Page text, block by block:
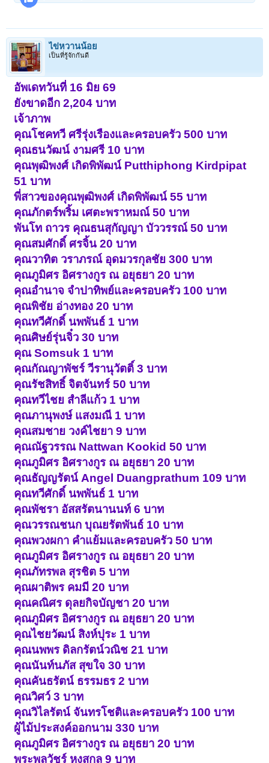
ไข่หวานน้อย
เป็นที่รู้จักกันดี
อัพเดทวันที่ 16 มิย 69
ยังขาดอีก 2,204 บาท
เจ้าภาพ
คุณโชคทวี ศรีรุ่งเรืองและครอบครัว 500 บาท
คุณธนวัฒน์ งามศรี 10 บาท
คุณพุฒิพงศ์ เกิดพิพัฒน์ Putthiphong Kirdpipat
51 บาท
พี่สาวของคุณพุฒิพงศ์ เกิดพิพัฒน์ 55 บาท
คุณภักตร์พริ้ม เศตะพราหมณ์ 50 บาท
พันโท ถาวร คุณธนสุกัญญา บัววรรณ์ 50 บาท
คุณสมศักดิ์ ศรจิ้น 20 บาท
คุณวาทิต วราภรณ์ อุดมวรกุลชัย 300 บาท
คุณภูมิศร อิศรางกูร ณ อยุธยา 20 บาท
คุณอำนาจ จำปาทิพย์และครอบครัว 100 บาท
คุณพิชัย อ่างทอง 20 บาท
คุณทวีศักดิ์ นพพันธ์ 1 บาท
คุณศิษย์รุ่นจิ๋ว 30 บาท
คุณ Somsuk 1 บาท
คุณกัณญาพัชร์ วีรานุวัตติ์ 3 บาท
คุณรัชสิทธิ์ จิตจันทร์ 50 บาท
คุณทวีไชย สำลีแก้ว 1 บาท
คุณภานุพงษ์ แสงมณี 1 บาท
คุณสมชาย วงค์ไชยา 9 บาท
คุณณัฐวรรณ Nattwan Kookid 50 บาท
คุณภูมิศร อิศรางกูร ณ อยุธยา 20 บาท
คุณธัญญรัตน์ Angel Duangprathum 109 บาท
คุณทวีศักดิ์ นพพันธ์ 1 บาท
คุณพัชรา อัสสรัตนานนท์ 6 บาท
คุณวรรณชนก บุณยรัตพันธ์ 10 บาท
คุณพวงผกา คำแย้มและครอบครัว 50 บาท
คุณภูมิศร อิศรางกูร ณ อยุธยา 20 บาท
คุณภัทรพล สุรชิต 5 บาท
คุณผาติพร คมมี 20 บาท
คุณคณิศร ดุลยกิจบัญชา 20 บาท
คุณภูมิศร อิศรางกูร ณ อยุธยา 20 บาท
คุณไชยวัฒน์ สิงห์ปุระ 1 บาท
คุณนพพร ดิลกรัตน์วณิช 21 บาท
คุณนันท์นภัส สุขใจ 30 บาท
คุณคันธรัตน์ ธรรมธร 2 บาท
คุณวิศว์ 3 บาท
คุณวิไลรัตน์ จันทรโชติและครอบครัว 100 บาท
ผู้ไม้ประสงค์ออกนาม 330 บาท
คุณภูมิศร อิศรางกูร ณ อยุธยา 20 บาท
พระพูลวัชร์ หงสกุล 9 บาท